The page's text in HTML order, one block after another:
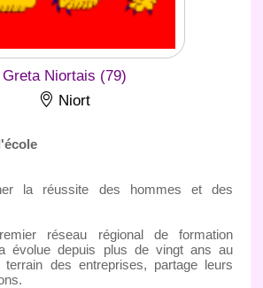
Greta Niortais (79)
Niort
la réussite des hommes et des
réseau régional de formation
évolue depuis plus de vingt ans au
des entreprises, partage leurs